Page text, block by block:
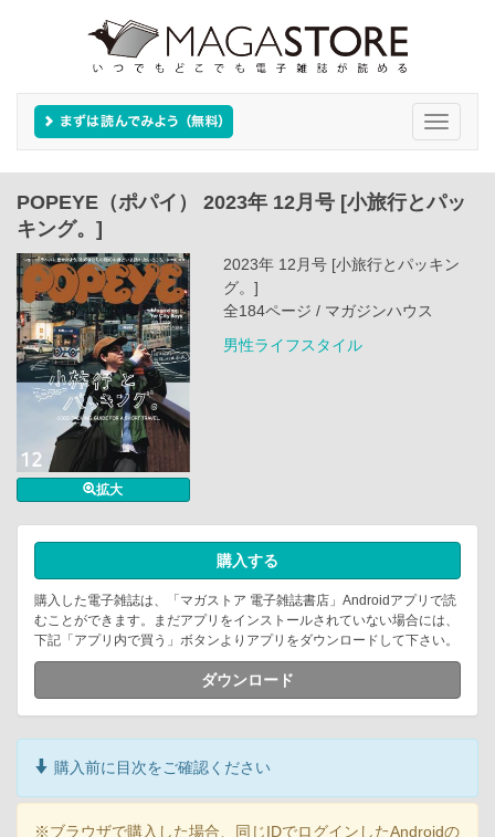
Toggle
POPEYE（ポパイ） 2023年 12月号 [小旅行とパッ
キング。]
拡大
2023年 12月号 [小旅行とパッキン
グ。]
全184ページ / マガジンハウス
男性ライフスタイル
購入する
購入した電子雑誌は、「マガストア 電子雑誌書店」Androidアプリで読
むことができます。まだアプリをインストールされていない場合には、
下記「アプリ内で買う」ボタンよりアプリをダウンロードして下さい。
ダウンロード
購入前に目次をご確認ください
※ブラウザで購入した場合、同じIDでログインしたAndroidの